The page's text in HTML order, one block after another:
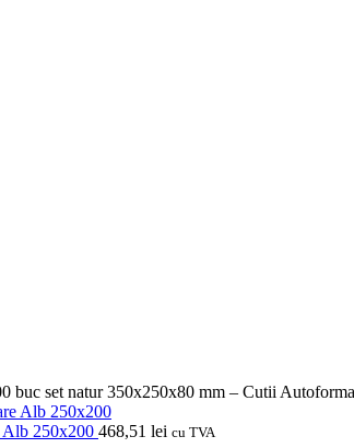
buc set natur 350x250x80 mm – Cutii
Alb 250x200 468,51 lei cu TVA